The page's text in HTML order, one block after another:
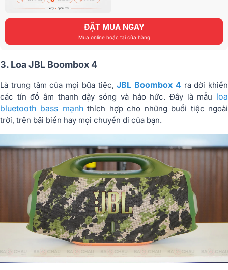
ĐẶT MUA NGAY
Mua online hoặc tại cửa hàng
3. Loa JBL Boombox 4
Là trung tâm của mọi bữa tiệc,JBL Boombox 4ra đời khiến
các tín đồ âm thanh dậy sóng và háo hức. Đây là mẫu loa
bluetooth bass mạnhthích hợp cho những buổi tiệc ngoài
trời, trên bãi biển hay mọi chuyến đi của bạn.